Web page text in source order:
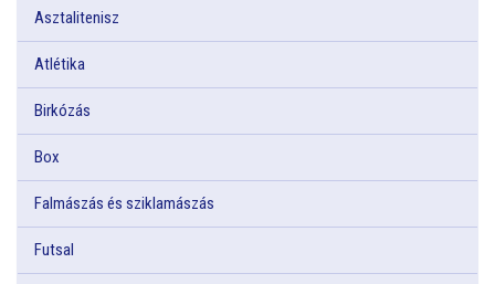
Asztalitenisz
Atlétika
Birkózás
Box
Falmászás és sziklamászás
Futsal